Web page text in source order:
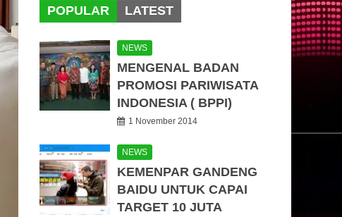
POPULAR LATEST
NEWS
MENGENAL BADAN
PROMOSI PARIWISATA
INDONESIA ( BPPI)
1 November 2014
NEWS
KEMENPAR GANDENG
BAIDU UNTUK CAPAI
TARGET 10 JUTA